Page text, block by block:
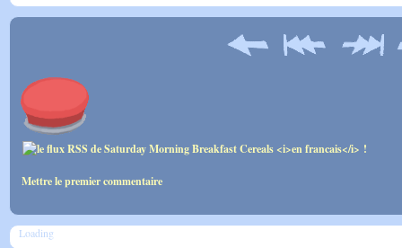
Mettre le premier commentaire
Loading